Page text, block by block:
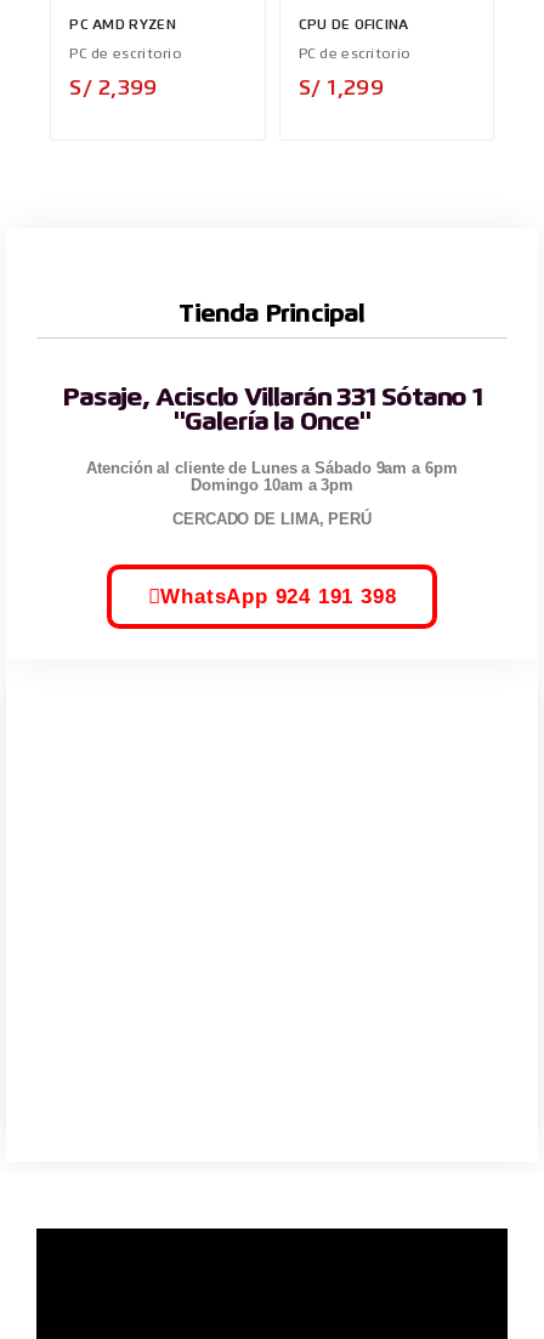
PC AMD RYZEN
PC de escritorio
S/ 2,399
CPU DE OFICINA
PC de escritorio
S/ 1,299
Tienda Principal
Pasaje, Acisclo Villarán 331 Sótano 1
"Galería la Once"
Atención al cliente de Lunes a Sábado 9am a 6pm
Domingo 10am a 3pm
CERCADO DE LIMA, PERÚ
WhatsApp 924 191 398